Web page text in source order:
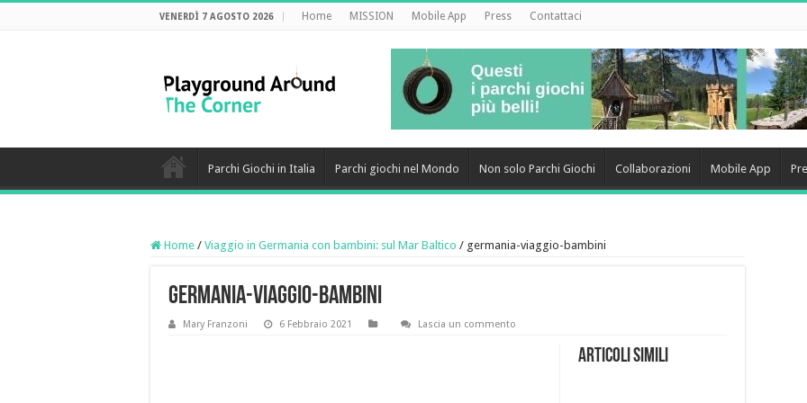
VENERDÌ 7 AGOSTO 2026 Home MISSION Mobile App Press Contattaci
Parchi Giochi in Italia Parchi giochi nel Mondo Non solo Parchi Giochi Collaborazioni Mobile App
Home / Viaggio in Germania con bambini: sul Mar Baltico / germania-viaggio-bambini
germania-viaggio-bambini
Mary Franzoni 6 Febbraio 2021 Lascia un commento
Articoli simili